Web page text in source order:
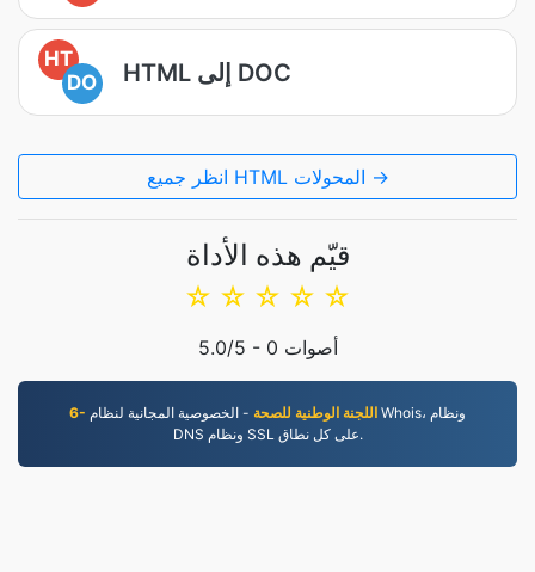
HT
DO
HTML إلى DOC
انظر جميع HTML المحولات →
قيّم هذه الأداة
☆
☆
☆
☆
☆
5.0/5 - 0 أصوات
6- اللجنة الوطنية للصحة - الخصوصية المجانية لنظام Whois، ونظام
DNS ونظام SSL على كل نطاق.